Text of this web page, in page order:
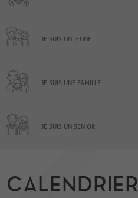
JE SUIS UN JEUNE
JE SUIS UNE FAMILLE
JE SUIS UN SENIOR
CALENDRIER